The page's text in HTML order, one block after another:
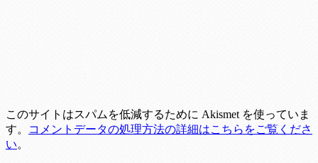
このサイトはスパムを低減するために Akismet を使っていま
す。
コメントデータの処理方法の詳細はこちらをご覧くださ
い。